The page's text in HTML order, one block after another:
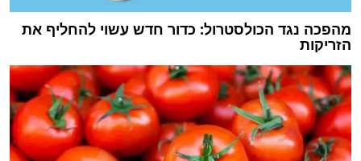
מהפכה נגד הכולסטרול: כדור חדש עשוי להחליף את
הזריקות